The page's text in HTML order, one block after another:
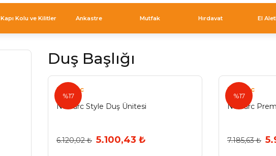
Kapı Kolu ve Kilitler Ankastre Mutfak Hırdavat El
Duş Başlığı
%17
Newarc
Newarc Style Duş Ünitesi
6.120,02 ₺ 5.100,43 ₺
%17
Newarc
Newarc
7.185,63 ₺